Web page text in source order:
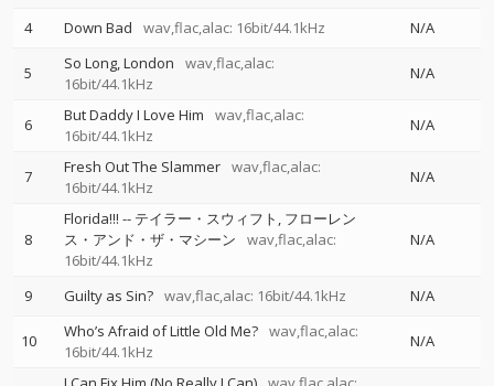
4 Down Bad wav,flac,alac: 16bit/44.1kHz N/A
5 So Long, London
wav,flac,alac:
16bit/44.1kHz
N/A
6 But Daddy I Love Him
wav,flac,alac:
16bit/44.1kHz
N/A
7 Fresh Out The Slammer wav,flac,alac:
16bit/44.1kHz
N/A
8
Florida!!! -- テイラー・スウィフト フローレン
ス・アンド・ザ・マシーン
wav,flac,alac:
16bit/44.1kHz
N/A
9 Guilty as Sin? wav,flac,alac: 16bit/44.1kHz N/A
10 Who’s Afraid of Little Old Me? wav,flac,alac:
16bit/44.1kHz
N/A